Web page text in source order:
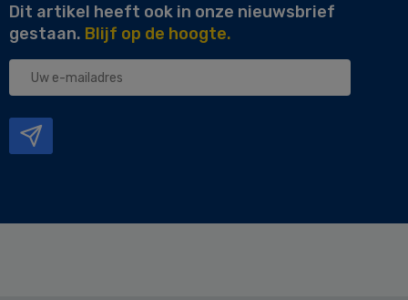
Dit artikel heeft ook in onze nieuwsbrief
gestaan. Blijf op de hoogte.
Uw